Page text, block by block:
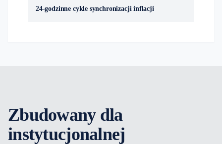
24-godzinne cykle synchronizacji inflacji
Zbudowany dla
instytucjonalnej